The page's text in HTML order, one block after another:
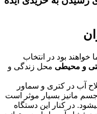
خواهند بود در انتخاب
و محیطی محل زندگی و
آب در کتری و سماور
مانیز بسیار موثر است
در کنار این دستگاه